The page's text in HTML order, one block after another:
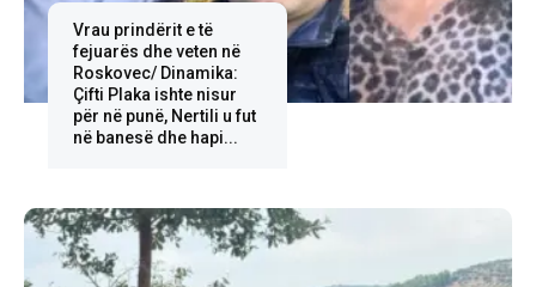
Vrau prindërit e të
fejuarës dhe veten në
Roskovec/ Dinamika:
Çifti Plaka ishte nisur
për në punë, Nertili u fut
në banesë dhe hapi...